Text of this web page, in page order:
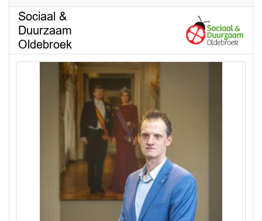
Sociaal &
Duurzaam
Oldebroek